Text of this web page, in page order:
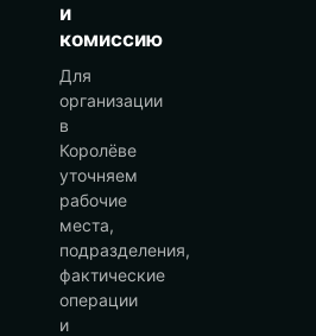
и
комиссию
Для
организации
в
Королёве
уточняем
рабочие
места,
подразделения,
фактические
операции
и